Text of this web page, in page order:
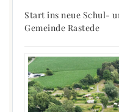
Start ins neue Schul-
Gemeinde Rastede